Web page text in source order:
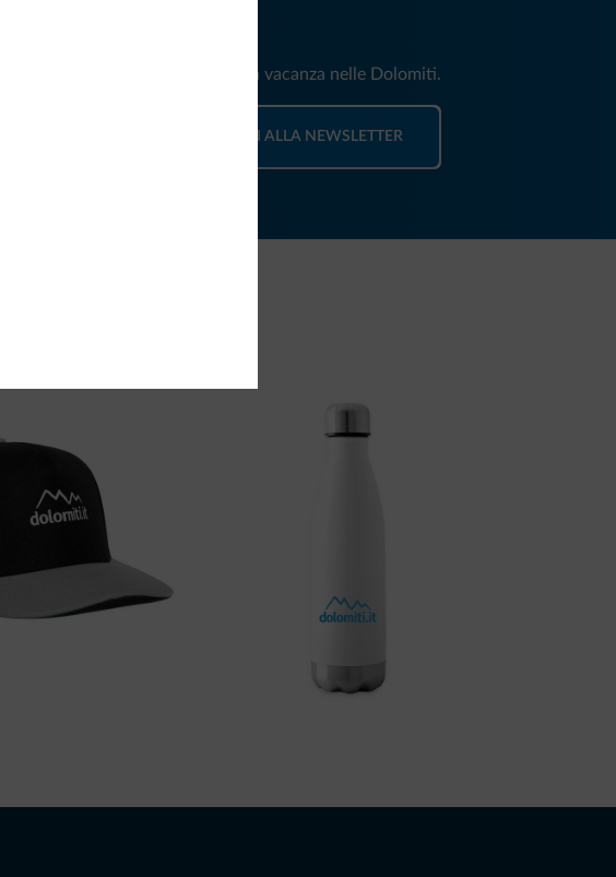
esclusive e news per la tua vacanza nelle Dolomiti.
ISCRIVITI ALLA NEWSLETTER